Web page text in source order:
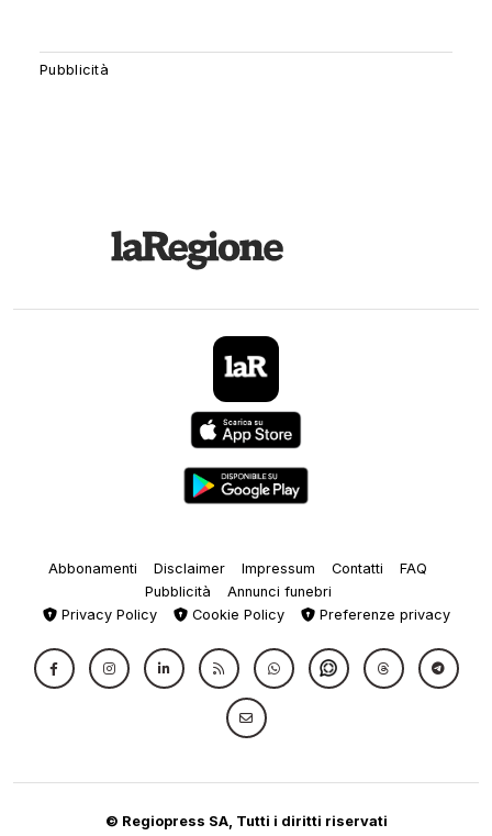
Abbonamenti Disclaimer Impressum Contatti
FAQ
Pubblicità
Annunci funebri
Privacy Policy
Cookie Policy Preferenze privacy
© Regiopress SA, Tutti i diritti riservati